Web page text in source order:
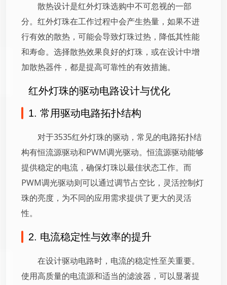
散热设计是红外灯珠选购中不可忽视的一部
分。红外灯珠在工作过程中会产生热量，如果不进
行有效的散热，可能会导致灯珠过热，降低其性能
和寿命。选择散热效果良好的灯珠，或在设计中增
加散热器件，都是提高可靠性的有效措施。
红外灯珠的驱动电路设计与优化
1. 常用驱动电路拓扑结构
对于3535红外灯珠的驱动，常见的电路拓扑结
构有恒流源驱动和PWM调光驱动。恒流源驱动能够
提供稳定的电流，确保灯珠以最佳状态工作。而
PWM调光驱动则可以通过调节占空比，灵活控制灯
珠的亮度，为不同的应用需求提供了更大的灵活
性。
2. 电流稳定性与效率的提升
在设计驱动电路时，电流的稳定性至关重要。
使用高质量的电流源和适当的滤波器，可以显著提